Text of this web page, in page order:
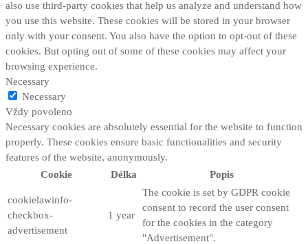
also use third-party cookies that help us analyze and understand how
you use this website. These cookies will be stored in your browser
only with your consent. You also have the option to opt-out of these
cookies. But opting out of some of these cookies may affect your
browsing experience.
Necessary
Necessary
Vždy povoleno
Necessary cookies are absolutely essential for the website to function
properly. These cookies ensure basic functionalities and security
features of the website, anonymously.
Cookie
Délka Popis
cookielawinfo-
checkbox-
advertisement
1 year
The cookie is set by GDPR cookie
consent to record the user consent
for the cookies in the category
"Advertisement".